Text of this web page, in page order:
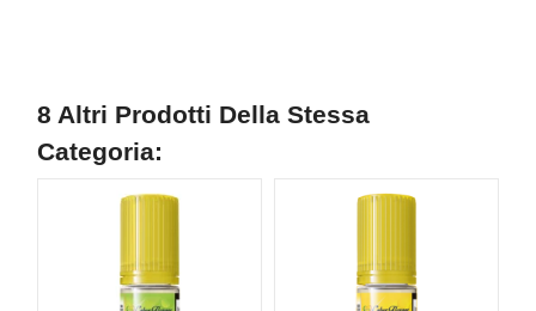
8 Altri Prodotti Della Stessa
Categoria: